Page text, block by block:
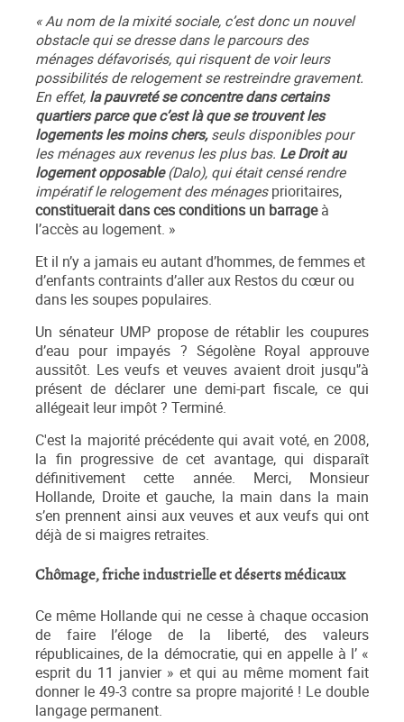
« Au nom de la mixité sociale, c’est donc un nouvel
obstacle qui se dresse dans le parcours des
ménages défavorisés, qui risquent de voir leurs
possibilités de relogement se restreindre gravement.
En effet, la pauvreté se concentre dans certains
quartiers parce que c’est là que se trouvent les
logements les moins chers, seuls disponibles pour
les ménages aux revenus les plus bas. Le Droit au
logement opposable (Dalo), qui était censé rendre
impératif le relogement des ménagesprioritaires,
constituerait dans ces conditions un barrageà
l’accès au logement. »
Et il n’y a jamais eu autant d’hommes, de femmes et
d’enfants contraints d’aller aux Restos du cœur ou
dans les soupes populaires.
Un sénateur UMP propose de rétablir les coupures
d’eau pour impayés ? Ségolène Royal approuve
aussitôt. Les veufs et veuves avaient droit jusqu'’à
présent de déclarer une demi-part fiscale, ce qui
allégeait leur impôt ? Terminé.
C'est la majorité précédente qui avait voté, en 2008,
la fin progressive de cet avantage, qui disparaît
définitivement cette année. Merci, Monsieur
Hollande, Droite et gauche, la main dans la main
s’en prennent ainsi aux veuves et aux veufs qui ont
déjà de si maigres retraites.
Chômage, friche industrielle et déserts médicaux
Ce même Hollande qui ne cesse à chaque occasion
de faire l’éloge de la liberté, des valeurs
républicaines, de la démocratie, qui en appelle à l’ «
esprit du 11 janvier » et qui au même moment fait
donner le 49-3 contre sa propre majorité ! Le double
langage permanent.